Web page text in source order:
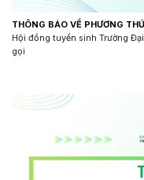
THÔNG BÁO VỀ PHƯƠNG
Hội đồng tuyển sinh Trường
gọi